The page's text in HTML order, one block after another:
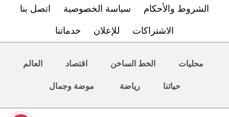
الشروط والأحكام سياسة الخصوصية اتصل بنا
الاشتراكات للإعلان خدماتنا
محليات الخط الساخن اقتصاد العالم
حياتنا رياضة موضة وجمال